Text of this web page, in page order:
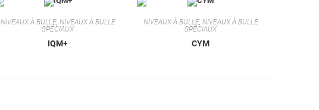
NIVEAUX À BULLE, NIVEAUX À BULLE
SPÉCIAUX
IQM+
NIVEAUX À BULLE, NIVEAUX À BULLE
SPÉCIAUX
CYM